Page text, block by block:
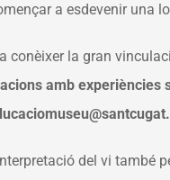
a esdevenir una
conèixer la gran
amb experiències
del vi també